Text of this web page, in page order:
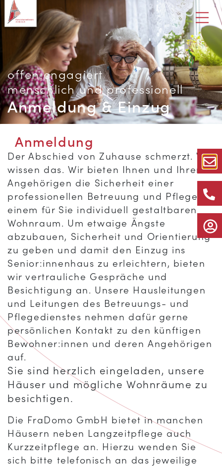
offen.engagiert
menschlich und professionell
Anmeldung & Einzug
Anmeldung
Der Abschied von Zuhause schmerzt. Wir
wissen das. Wir bieten Ihnen und Ihren
Angehörigen die Sicherheit einer
professionellen Betreuung und Pflege in
einem für Sie individuell gestaltbaren
Wohnraum. Um etwaige Ängste
abzubauen, Sicherheit und Orientierung
zu geben und damit den Einzug ins
Senior:innenhaus zu erleichtern, bieten
wir vertrauliche Gespräche und
Besichtigung an. Unsere Hausleitungen
und Leitungen des Betreuungs- und
Pflegedienstes nehmen dafür gerne
persönlichen Kontakt zu den künftigen
Bewohner:innen und deren Angehörigen
auf.
Sie sind herzlich eingeladen, unsere
Häuser und mögliche Wohnräume zu
besichtigen.
Die FraDomo GmbH bietet in manchen
Häusern neben Langzeitpflege auch
Kurzzeitpflege an. Hierzu wenden Sie
sich bitte telefonisch an das jeweilige